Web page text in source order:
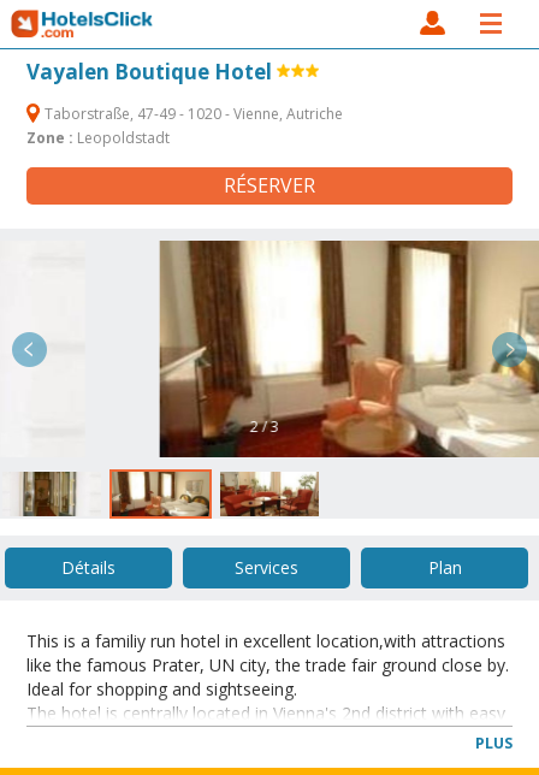
Vayalen Boutique Hotel
Taborstraße, 47-49 - 1020 - Vienne, Autriche
Zone : Leopoldstadt
RÉSERVER
Détails Services Plan
This is a familiy run hotel in excellent location,with attractions
like the famous Prater, UN city, the trade fair ground close by.
Ideal for shopping and sightseeing.
The hotel is centrally located in Vienna's 2nd district with easy
PLUS